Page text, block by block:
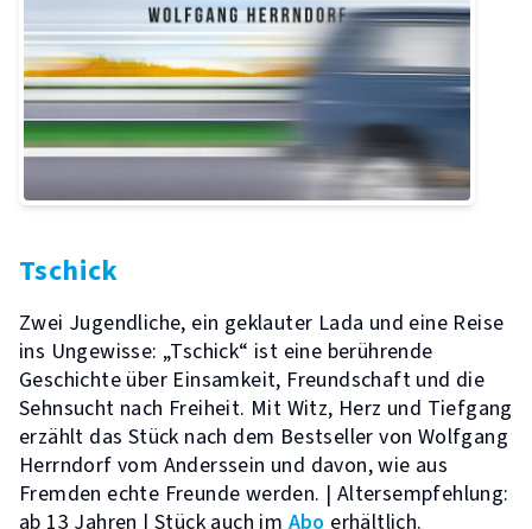
Tschick
Zwei Jugendliche, ein geklauter Lada und eine Reise
ins Ungewisse: „Tschick“ ist eine berührende
Geschichte über Einsamkeit, Freundschaft und die
Sehnsucht nach Freiheit. Mit Witz, Herz und Tiefgang
erzählt das Stück nach dem Bestseller von Wolfgang
Herrndorf vom Anderssein und davon, wie aus
Fremden echte Freunde werden. | Altersempfehlung:
ab 13 Jahren | Stück auch im Abo erhältlich.